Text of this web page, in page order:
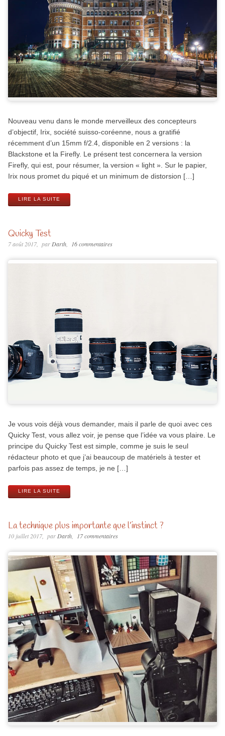
Nouveau venu dans le monde merveilleux des concepteurs
d’objectif, Irix, société suisso-coréenne, nous a gratifié
récemment d’un 15mm f/2.4, disponible en 2 versions : la
Blackstone et la Firefly. Le présent test concernera la version
Firefly, qui est, pour résumer, la version « light ». Sur le papier,
Irix nous promet du piqué et un minimum de distorsion […]
LIRE LA SUITE
Quicky Test
7 août 2017 parDarth 16 commentaires
Je vous vois déjà vous demander, mais il parle de quoi avec ces
Quicky Test, vous allez voir, je pense que l’idée va vous plaire. Le
principe du Quicky Test est simple, comme je suis le seul
rédacteur photo et que j’ai beaucoup de matériels à tester et
parfois pas assez de temps, je ne […]
LIRE LA SUITE
La technique plus importante que l’instinct ?
10 juillet 2017 parDarth 17 commentaires